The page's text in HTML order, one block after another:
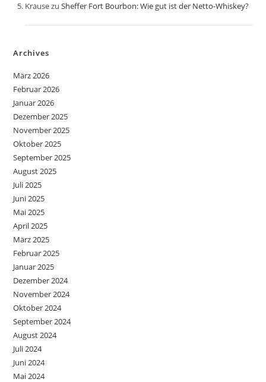
KrausezuSheffer Fort Bourbon: Wie gut ist der Netto-Whiskey?
Archives
März 2026
Februar 2026
Januar 2026
Dezember 2025
November 2025
Oktober 2025
September 2025
August 2025
Juli 2025
Juni 2025
Mai 2025
April 2025
März 2025
Februar 2025
Januar 2025
Dezember 2024
November 2024
Oktober 2024
September 2024
August 2024
Juli 2024
Juni 2024
Mai 2024